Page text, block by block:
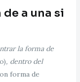
a una si
la forma de
, dentro del
forma de